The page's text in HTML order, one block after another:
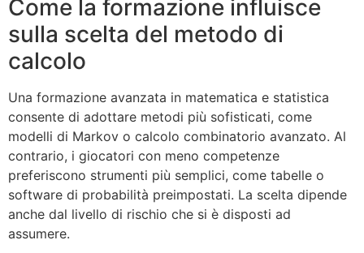
Come la formazione influisce
sulla scelta del metodo di
calcolo
Una formazione avanzata in matematica e statistica
consente di adottare metodi più sofisticati, come
modelli di Markov o calcolo combinatorio avanzato. Al
contrario, i giocatori con meno competenze
preferiscono strumenti più semplici, come tabelle o
software di probabilità preimpostati. La scelta dipende
anche dal livello di rischio che si è disposti ad
assumere.